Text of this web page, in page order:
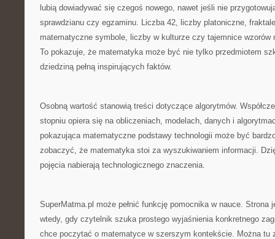
lubią dowiadywać się czegoś nowego, nawet jeśli nie
sprawdzianu czy egzaminu. Liczba 42, liczby platoniczne,
matematyczne symbole, liczby w kulturze czy tajemnice wzorów
To pokazuje, że matematyka może być nie tylko przedmiotem
dziedziną pełną inspirujących faktów.
Osobną wartość stanowią treści dotyczące algorytmów.
stopniu opiera się na obliczeniach, modelach, danych i
pokazująca matematyczne podstawy technologii może być
zobaczyć, że matematyka stoi za wyszukiwaniem informacji.
pojęcia nabierają technologicznego znaczenia.
SuperMatma.pl może pełnić funkcję pomocnika w nauce. Strona
wtedy, gdy czytelnik szuka prostego wyjaśnienia konkretnego
chce poczytać o matematyce w szerszym kontekście. Można tu